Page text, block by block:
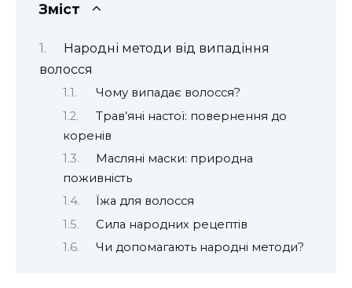
Зміст
Народні методи від випадіння
волосся
Чому випадає волосся?
Трав’яні настої: повернення до
коренів
Масляні маски: природна
поживність
Їжа для волосся
Сила народних рецептів
Чи допомагають народні методи?